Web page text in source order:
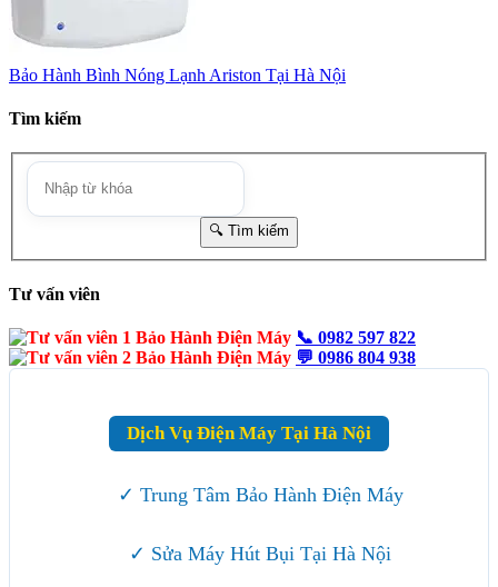
Bảo Hành Bình Nóng Lạnh Ariston Tại Hà Nội
Tìm kiếm
Tư vấn viên
📞 0982 597 822
💬 0986 804 938
Dịch Vụ Điện Máy Tại Hà Nội
✓ Trung Tâm Bảo Hành Điện Máy
✓ Sửa Máy Hút Bụi Tại Hà Nội